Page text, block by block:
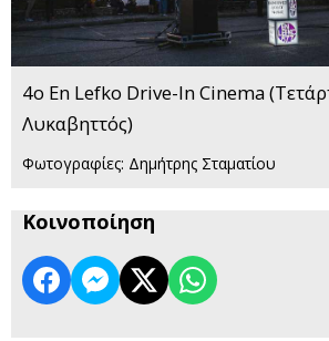
4o En Lefko Drive-In Cinema
Λυκαβηττός)
Φωτογραφίες: Δημήτρης Σταματίου
Κοινοποίηση